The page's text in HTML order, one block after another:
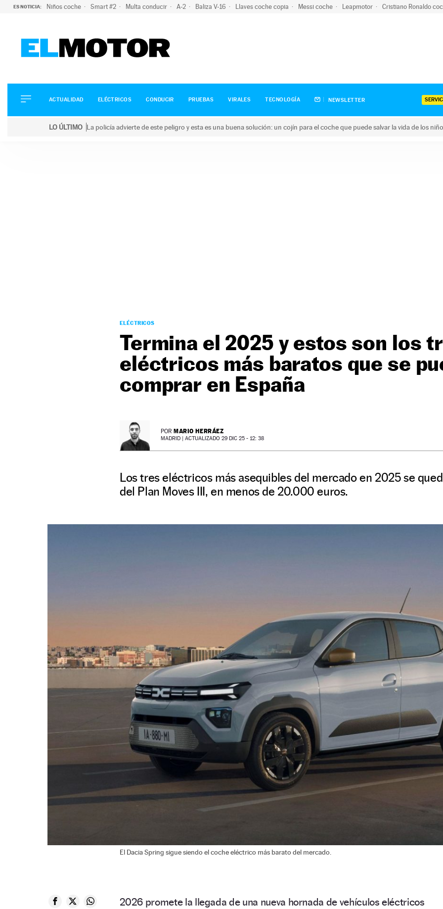
ES NOTICIA: Niños coche Smart #2 Multa conducir A-2 Baliza V-16 Llaves coche copia Messi coche Leapmotor Cristiano Ronaldo
ELÉCTRICOS
CONDUCIR
ACTUALIDAD ELÉCTRICOS CONDUCIR PRUEBAS VIRALES TECNOLOGÍA NEWSLETTER
LO ÚLTIMO La policía advierte de este peligro y esta es una buena solución: un cojín para el coche que puede salvar la vida de los
ELÉCTRICOS
Termina el 2025 y estos son los
eléctricos más baratos que se
comprar en España
POR MARIO HERRÁEZ
MADRID | ACTUALIZADO 29 DIC 25 - 12: 38
Los tres eléctricos más asequibles del mercado en 2025 se
del Plan Moves III, en menos de 20.000 euros.
El Dacia Spring sigue siendo el coche eléctrico más barato del mercado.
2026 promete la llegada de una nueva hornada de vehículos eléctricos